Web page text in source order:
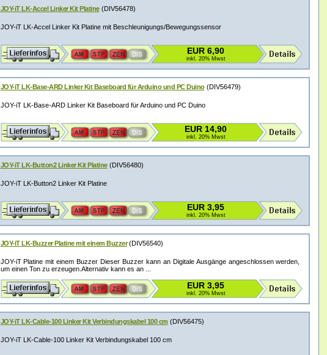
JOY-iT LK-Accel Linker Kit Platine(DIV56478)
JOY-iT LK-Accel Linker Kit Platine mit Beschleunigungs/Bewegungssensor
EUR 6,90
inkl. 20% Mwst
JOY-iT LK-Base-ARD Linker Kit Baseboard für Arduino und PC Duino(DIV56479)
JOY-iT LK-Base-ARD Linker Kit Baseboard für Arduino und PC Duino
EUR 14,90
inkl. 20% Mwst
JOY-iT LK-Button2 Linker Kit Platine(DIV56480)
JOY-iT LK-Button2 Linker Kit Platine
EUR 3,95
inkl. 20% Mwst
JOY-iT LK-Buzzer Platine mit einem Buzzer(DIV56540)
JOY-iT Platine mit einem Buzzer Dieser Buzzer kann an Digitale Ausgänge angeschlossen werden,
um einen Ton zu erzeugen.Alternativ kann es an ...
EUR 3,95
inkl. 20% Mwst
JOY-iT LK-Cable-100 Linker Kit Verbindungskabel 100 cm (DIV56475)
JOY-iT LK-Cable-100 Linker Kit Verbindungskabel 100 cm